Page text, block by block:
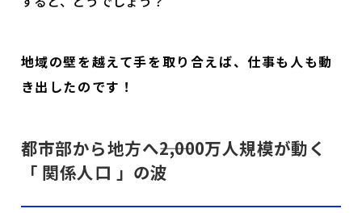
地域の壁を越えて手を取り合えば、仕事も人も動
き出したのです！
都市部から地方へ――2,000万人規模が動く
「 関係人口 」の波